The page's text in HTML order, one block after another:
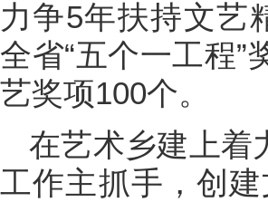
力争5年扶持文艺
全省“五个一工程
艺奖项100个。
在艺术乡建上着
工作主抓手，创